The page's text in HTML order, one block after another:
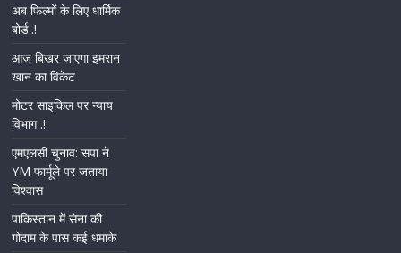
अब फिल्मों के लिए धार्मिक
बोर्ड..!
आज बिखर जाएगा इमरान
खान का विकेट
मोटर साइकिल पर न्याय
विभाग .!
एमएलसी चुनाव: सपा ने
YM फार्मूले पर जताया
विश्वास
पाकिस्तान में सेना की
गोदाम के पास कई धमाके